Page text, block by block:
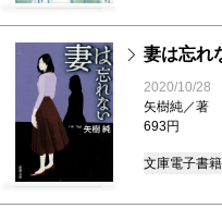
妻は忘れ
2020/10/28
矢樹純／著
693円
文庫電子書